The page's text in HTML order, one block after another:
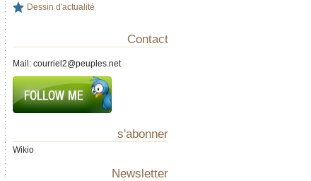
Dessin d'actualité
Contact
Mail: courriel2@peuples.net
s'abonner
Wikio
Newsletter